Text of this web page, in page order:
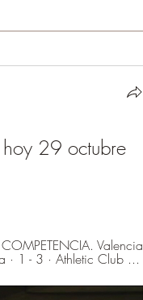
hoy 29 octubre
Valencia
1 - 3 · Athletic Club ...